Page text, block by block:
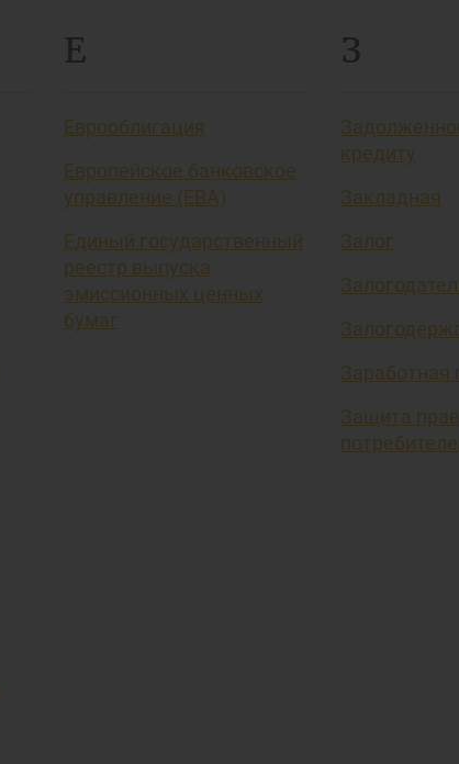
Е
Еврооблигация
Европейское банковское
управление (EBA)
Единый государственный
реестр выпуска
эмиссионных ценных
бумаг
З
кредиту
Закладная
Залог
Заработная
Защита прав